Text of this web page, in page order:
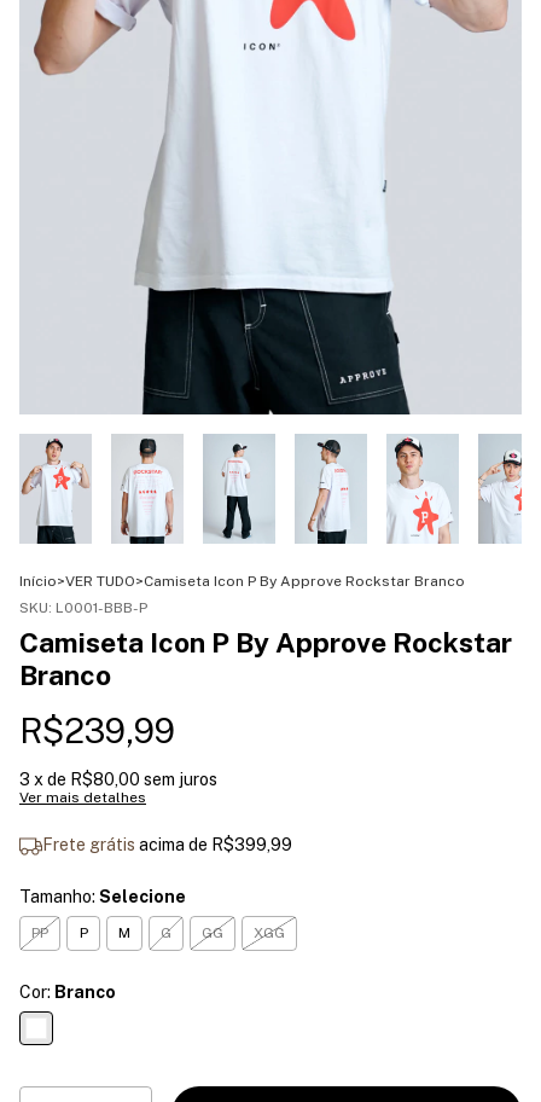
Início>VER TUDO>Camiseta Icon P By Approve Rockstar Branco
SKU: L0001-BBB-P
Camiseta Icon P By Approve Rockstar
Branco
R$239,99
3 x de R$80,00 sem juros
Ver mais detalhes
Frete grátis acima de R$399,99
Tamanho: Selecione
PP P M G GG XGG
Cor: Branco